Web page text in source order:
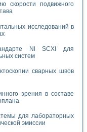
скорости подвижного
исследований в
Nl SCXI для
систем
сварных швов
зрения в составе
для лабораторных
эмиссии